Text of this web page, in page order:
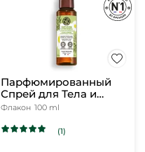
Парфюмированный
Спрей для Тела и
Волос «Лимонная
Ромашки», 100 мл
Флакон 100 ml
(1)